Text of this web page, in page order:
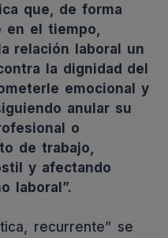
que, de forma
el tiempo,
relación laboral un
la dignidad del
emocional y
anular su
o
de trabajo,
y afectando
laboral”.
recurrente” se